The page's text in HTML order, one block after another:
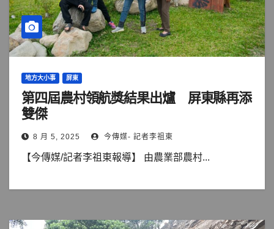
地方大小事 屏東
第四屆農村領航獎結果出爐 屏東縣再添
雙傑
8 月 5, 2025 今傳媒- 記者李祖東
【今傳媒/記者李祖東報導】 由農業部農村...